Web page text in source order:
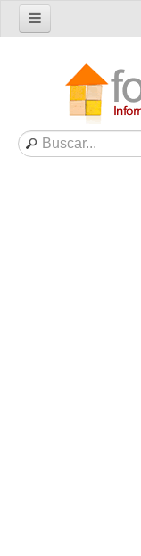
Nuevo tema
Buscar en el foro